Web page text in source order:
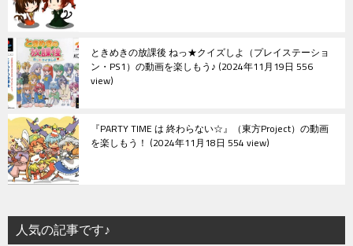
ときめきの放課後 ねっ★クイズしよ（プレイステーショ
ン・PS1）の動画を楽しもう♪ 2024年11月19日 556
view
『PARTY TIME は 終わらない☆』（東方Project）の動画
を楽しもう！ 2024年11月18日 554 view
人気の記事です♪